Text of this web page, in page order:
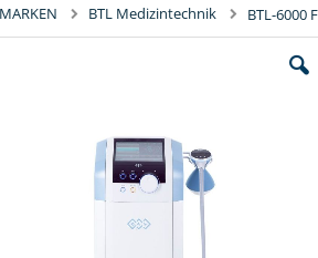
MARKEN BTL Medizintechnik
BTL-6000